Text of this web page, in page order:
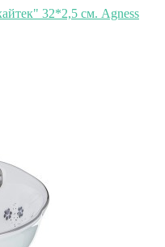
32*2,5 см. Agness